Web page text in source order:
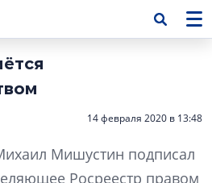
14 февраля 2020 в 13:48
Мишустин подписал
Росреестр правом